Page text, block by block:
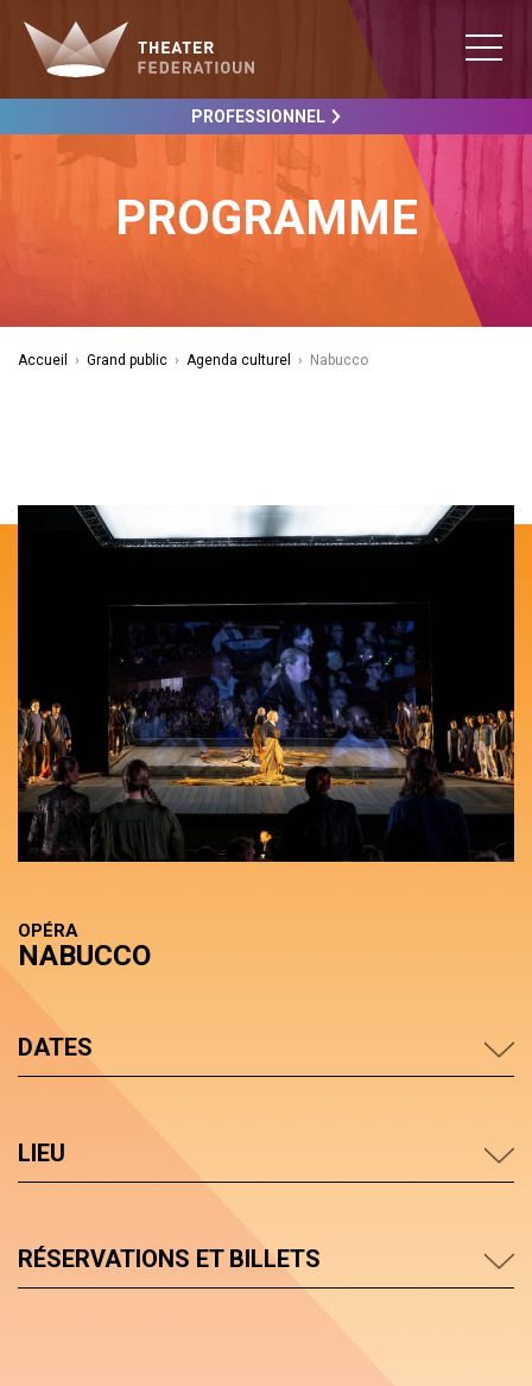
PROFESSIONNEL
PROGRAMME
Accueil › Grand public › Agenda culturel › Nabucco
OPÉRA
NABUCCO
DATES
LIEU
RÉSERVATIONS ET BILLETS